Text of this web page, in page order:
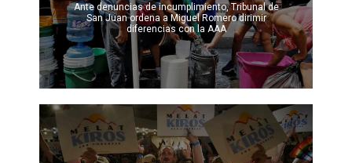
Ante denuncias de incumplimiento, Tribunal de
San Juan ordena a Miguel Romero dirimir
diferencias con la AAA